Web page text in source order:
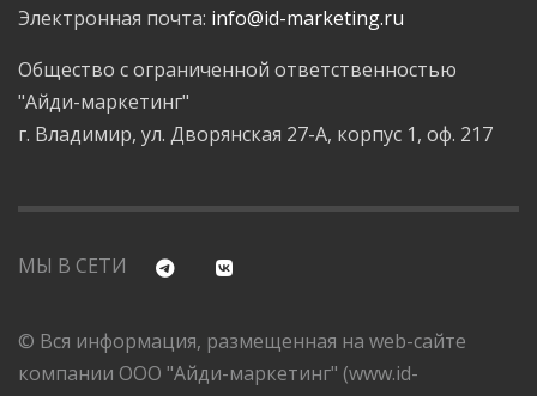
Электронная почта: info@id-marketing.ru
Общество с ограниченной ответственностью
"Айди-маркетинг"
г. Владимир, ул. Дворянская 27-А, корпус 1, оф. 217
МЫ В СЕТИ
© Вся информация, размещенная на web-сайте
компании ООО "Айди-маркетинг" (www.id-